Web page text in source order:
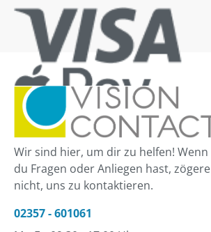
Wir sind hier, um dir zu helfen! Wenn
du Fragen oder Anliegen hast, zögere
nicht, uns zu kontaktieren.
02357 - 601061